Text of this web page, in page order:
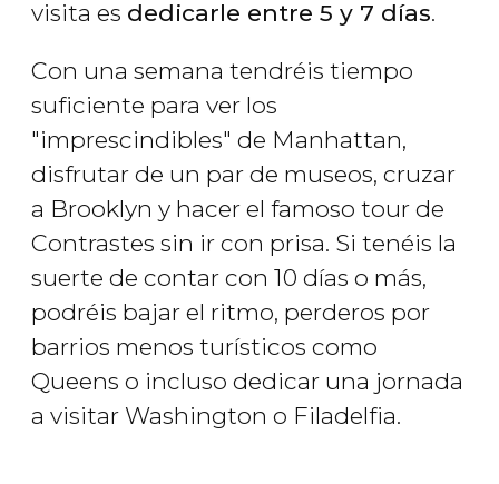
visita es dedicarle entre 5 y 7 días.
Con una semana tendréis tiempo
suficiente para ver los
"imprescindibles" de Manhattan,
disfrutar de un par de museos, cruzar
a Brooklyn y hacer el famoso tour de
Contrastes sin ir con prisa. Si tenéis la
suerte de contar con 10 días o más,
podréis bajar el ritmo, perderos por
barrios menos turísticos como
Queens o incluso dedicar una jornada
a visitar Washington o Filadelfia.